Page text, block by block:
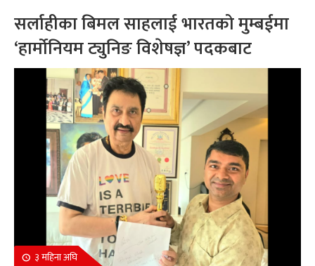
सर्लाहीका बिमल साहलाई भारतको मुम्बईमा
‘हार्मोनियम ट्युनिङ विशेषज्ञ’ पदकबाट
सम्मानित
३ महिना अघि